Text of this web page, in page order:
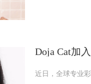
Doja Cat加
近日，全球专业